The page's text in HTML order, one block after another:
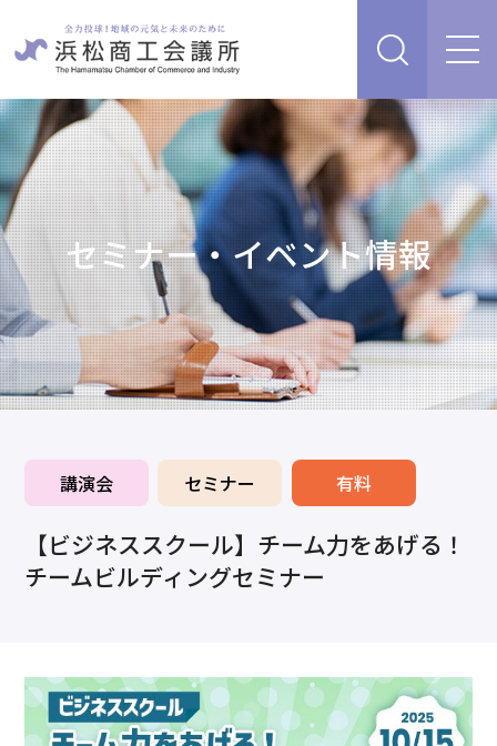
販路を開拓したい、新商品・サービス・技術を開発し
たい
人脈・ネットワークを広げたい
経営について相談したい（経営安定、専門家相談な
ど）
創業、事業承継について相談したい
資金を調達したい
補助金を活用したい
情報収集したい、自社PRをしたい
求職・採用・人材育成をしたい、セミナーで学びたい
原産地証明など証明を取得したい
その他経営相談
経営支援・サービス
検定試験
セミナー・イベント情報
浜松商工会議所について
入会案内 申請書類
採用情報 相談予約 お問合せ
セミナー・イベント情報
講演会 セミナー 有料
【ビジネススクール】チーム力をあげる！
チームビルディングセミナー